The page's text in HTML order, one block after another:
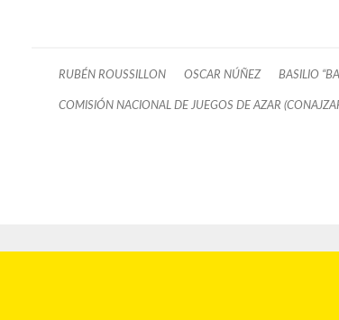
RUBÉN ROUSSILLON OSCAR NÚÑEZ BASILIO
COMISIÓN NACIONAL DE JUEGOS DE AZAR